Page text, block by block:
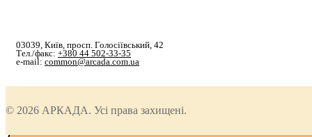
03039, Київ, просп. Голосіївський, 42
Тел./факс: +380 44 502-33-35
e-mail: common@arcada.com.ua
© 2026 АРКАДА. Усі права захищені.